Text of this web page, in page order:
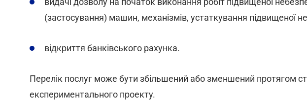
(застосування) машин, механізмів, устаткування підвищеної
відкриття банківського рахунка.
Перелік послуг може бути збільшений або зменшений протягом
експериментального проекту.